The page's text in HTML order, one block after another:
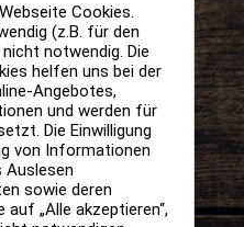
Cookies.
(z.B. für den
notwendig. Die
helfen uns bei der
Angebotes,
und werden für
Die Einwilligung
von Informationen
Auslesen
sowie deren
auf „Alle akzeptieren“,